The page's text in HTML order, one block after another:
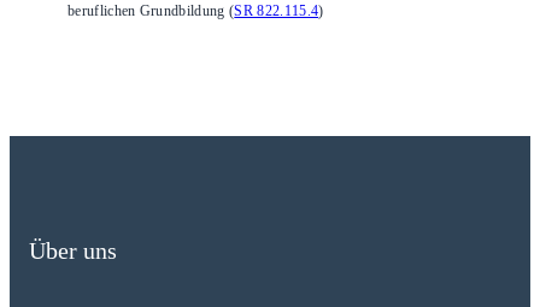
beruflichen Grundbildung (SR 822.115.4)
Über uns